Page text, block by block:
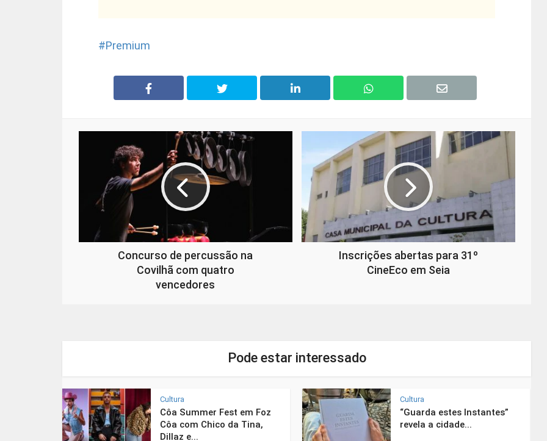
Premium
Concurso de percussão na
Covilhã com quatro
vencedores
Inscrições abertas para 31º
CineEco em Seia
Pode estar interessado
Cultura
Côa Summer Fest em Foz
Côa com Chico da Tina,
Dillaz e...
Cultura
“Guarda estes Instantes”
revela a cidade...